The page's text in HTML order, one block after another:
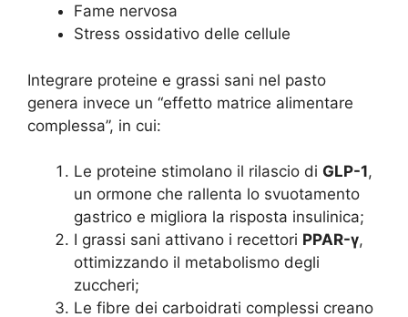
Fame nervosa
Stress ossidativo delle cellule
Integrare proteine e grassi sani nel pasto
genera invece un “effetto matrice alimentare
complessa”, in cui:
Le proteine stimolano il rilascio di GLP-1,
un ormone che rallenta lo svuotamento
gastrico e migliora la risposta insulinica;
I grassi sani attivano i recettori PPAR-γ,
ottimizzando il metabolismo degli
zuccheri;
Le fibre dei carboidrati complessi creano